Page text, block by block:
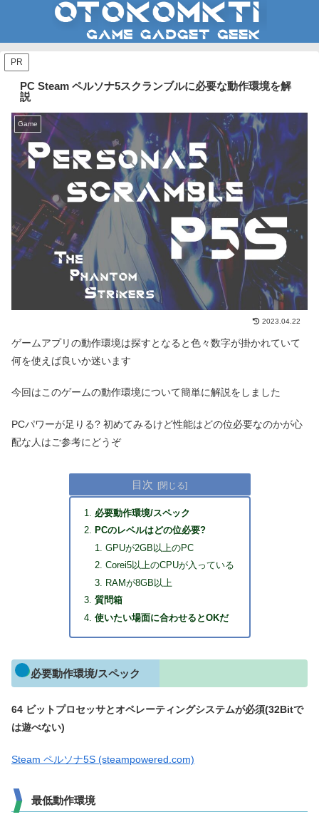
PR
PC Steam ペルソナ5スクランブルに必要な動作環境を解
説
Game
2023.04.22
ゲームアプリの動作環境は探すとなると色々数字が掛かれていて
何を使えば良いか迷います
今回はこのゲームの動作環境について簡単に解説をしました
PCパワーが足りる? 初めてみるけど性能はどの位必要なのかが心
配な人はご参考にどうぞ
目次
必要動作環境/スペック
PCのレベルはどの位必要?
GPUが2GB以上のPC
Corei5以上のCPUが入っている
RAMが8GB以上
質問箱
使いたい場面に合わせるとOKだ
必要動作環境/スペック
64 ビットプロセッサとオペレーティングシステムが必須(32Bitで
は遊べない)
Steam ペルソナ5S (steampowered.com)
最低動作環境